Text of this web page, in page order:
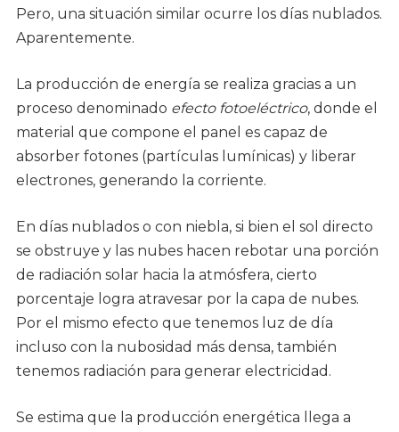
Pero, una situación similar ocurre los días nublados.
Aparentemente.
La producción de energía se realiza gracias a un
proceso denominado efecto fotoeléctrico, donde el
material que compone el panel es capaz de
absorber fotones (partículas lumínicas) y liberar
electrones, generando la corriente.
En días nublados o con niebla, si bien el sol directo
se obstruye y las nubes hacen rebotar una porción
de radiación solar hacia la atmósfera, cierto
porcentaje logra atravesar por la capa de nubes.
Por el mismo efecto que tenemos luz de día
incluso con la nubosidad más densa, también
tenemos radiación para generar electricidad.
Se estima que la producción energética llega a